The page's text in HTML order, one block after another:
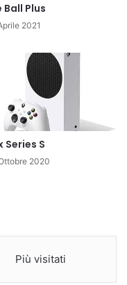
Ball Plus
2021
Series S
2020
Più visitati